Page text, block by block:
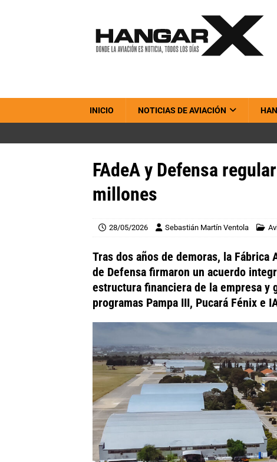
INICIO NOTICIAS DE AVIACIÓN
FAdeA y Defensa
millones
28/05/2026 Sebastián Martín Ventola
Tras dos años de demoras, la
de Defensa firmaron un acuerdo
estructura financiera de la empresa y
programas Pampa III, Pucará Fénix e